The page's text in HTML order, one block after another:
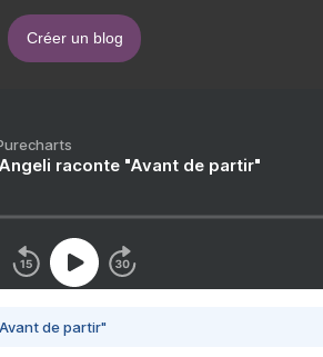
Créer un blog
raconte "Avant de partir"
de partir"